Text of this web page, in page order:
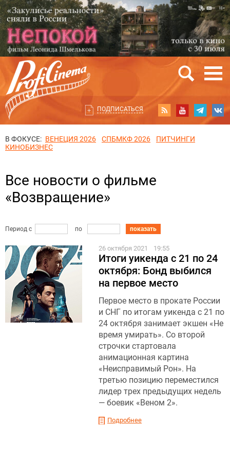
ПОДПИСАТЬСЯ
В ФОКУСЕ: ВЕНЕЦИЯ 2026 СПБМКФ 2026
ПИТЧИНГИ
КИНОБИЗНЕС
Все новости о фильме
«Возвращение»
Период с по показать
26 октября 2021 19:55
Итоги уикенда с 21 по 24
октября: Бонд выбился
на первое место
Первое место в прокате России
и СНГ по итогам уикенда с 21 по
24 октября занимает экшен «Не
время умирать». Со второй
строчки стартовала
анимационная картина
«Неисправимый Рон». На
третью позицию переместился
лидер трех предыдущих недель
— боевик «Веном 2».
Подробнее